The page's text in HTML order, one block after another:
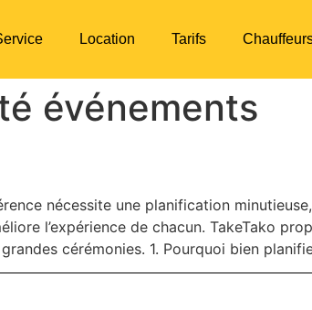
Location Tarifs
événements
nécessite une planification
l’expérience de chacun. TakeTako
cérémonies. 1. Pourquoi bien